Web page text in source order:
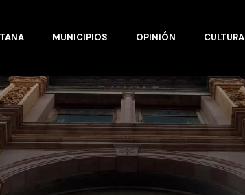
MUNICIPIOS OPINIÓN CULTURA